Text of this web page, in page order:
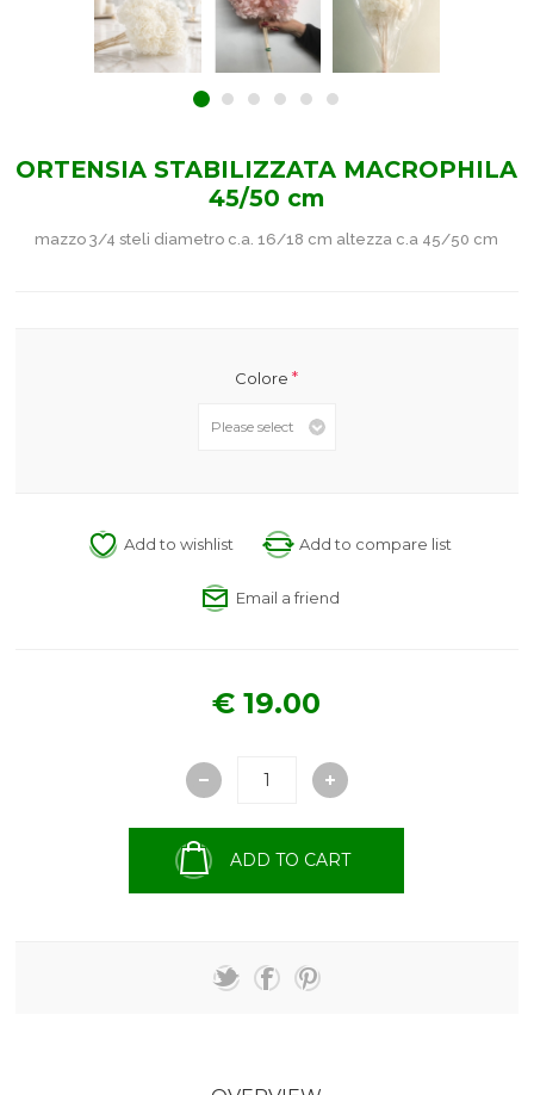
ORTENSIA STABILIZZATA MACROPHILA
45/50 cm
mazzo 3/4 steli diametro c.a. 16/18 cm altezza c.a 45/50 cm
Colore*
Add to wishlist Add to compare list
Email a friend
€ 19.00
ADD TO CART